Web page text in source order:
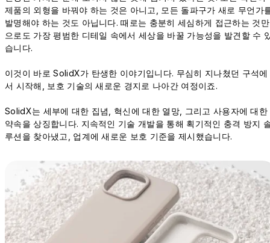
제품의 외형을 바꿔야 하는 것은 아니고, 모든 돌파구가 새로 무언가
발명해야 하는 것도 아닙니다. 때로는 충분히 세심하게 접근하는 것만
으로도 가장 평범한 디테일 속에서 세상을 바꿀 가능성을 발견할 수
습니다.
이것이 바로 SolidX가 탄생한 이야기입니다. 무심히 지나쳤던 구석에
서 시작해, 보호 기술의 새로운 경지로 나아간 여정이죠.
SolidX는 세부에 대한 집념, 혁신에 대한 열망, 그리고 사용자에 대한
약속을 상징합니다. 지속적인 기술 개발을 통해 획기적인 충격 방지
루션을 찾아냈고, 업계에 새로운 보호 기준을 제시했습니다.